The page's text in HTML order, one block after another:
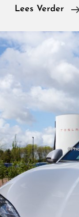
Lees Verder